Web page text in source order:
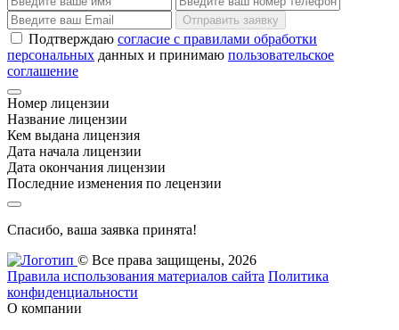
Отправить заявку
Подтверждаю согласие с правилами обработки
персональных данных и принимаю пользовательское
соглашение
Номер лицензии
Название лицензии
Кем выдана лицензия
Дата начала лицензии
Дата окончания лицензии
Последние изменения по лецензии
Спасибо, ваша заявка принята!
© Все права защищены, 2026
Правила использования материалов сайта Политика
конфиденциальности
О компании